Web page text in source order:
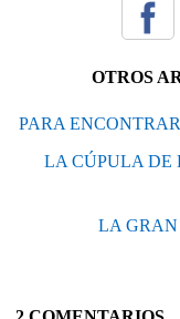
OTROS
PARA
LA CÚPULA DE
LA